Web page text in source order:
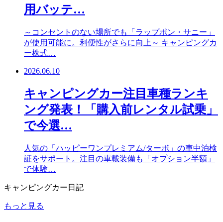
用バッテ…
～コンセントのない場所でも「ラップポン・サニー」
が使用可能に。利便性がさらに向上～ キャンピングカ
ー株式…
2026.06.10
キャンピングカー注目車種ランキ
ング発表！「購入前レンタル試乗」
で今選…
人気の「ハッピーワンプレミアム/ターボ」の車中泊検
証をサポート。注目の車載装備も「オプション半額」
で体験…
キャンピングカー日記
もっと見る